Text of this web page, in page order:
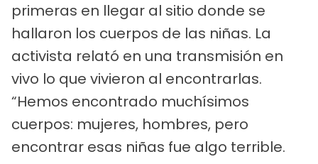
primeras en llegar al sitio donde se
hallaron los cuerpos de las niñas. La
activista relató en una transmisión en
vivo lo que vivieron al encontrarlas.
“Hemos encontrado muchísimos
cuerpos: mujeres, hombres, pero
encontrar esas niñas fue algo terrible.